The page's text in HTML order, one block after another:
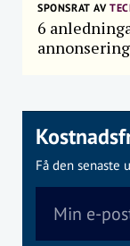
SPONSRAT AV
6
annonsering
Få den senaste